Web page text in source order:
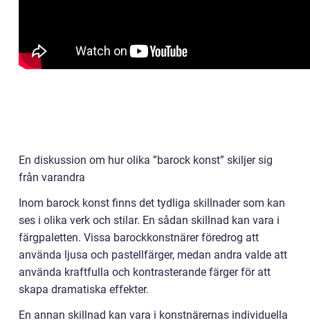
En diskussion om hur olika ”barock konst” skiljer sig
från varandra
Inom barock konst finns det tydliga skillnader som kan
ses i olika verk och stilar. En sådan skillnad kan vara i
färgpaletten. Vissa barockkonstnärer föredrog att
använda ljusa och pastellfärger, medan andra valde att
använda kraftfulla och kontrasterande färger för att
skapa dramatiska effekter.
En annan skillnad kan vara i konstnärernas individuella